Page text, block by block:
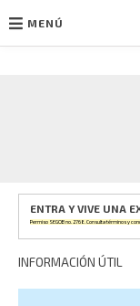
MENÚ
ENTRA Y VIVE UNA
Permiso SEGOB no. 2768. Consulta términos y
INFORMACIÓN ÚTIL